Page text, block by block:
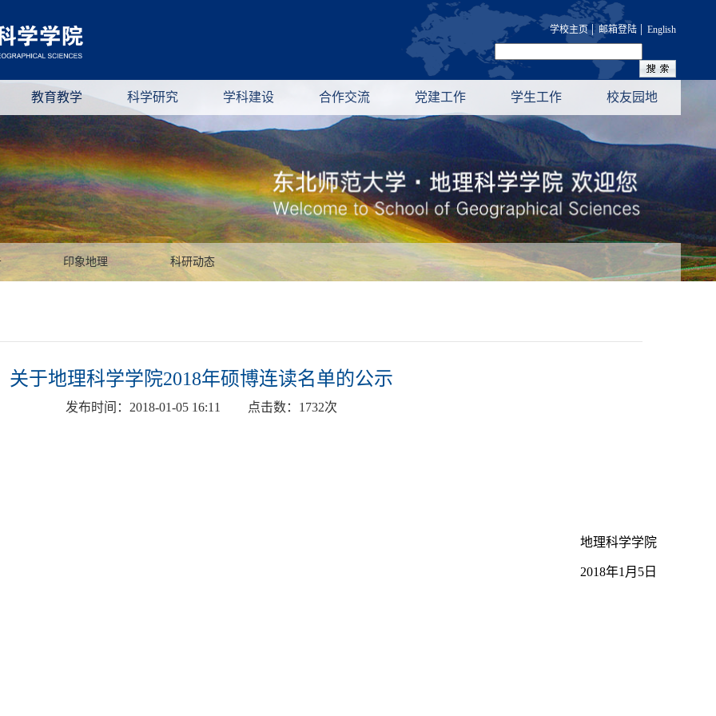
学校主页| 邮箱登陆 | English
教育教学 科学研究 学科建设 合作交流 党建工作 学生工作 校友园地
印象地理 科研动态
关于地理科学学院2018年硕博连读名单的公示
发布时间： 2018-01-05 16:11 点击数： 1732次
地理科学学院
2018年1月5日